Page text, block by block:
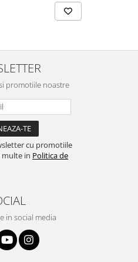
promotiile noastre
cu promotiile
multe in Politica de
in social media